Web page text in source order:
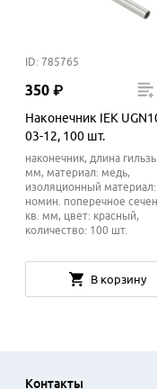
ID: 785765
350 ₽
Наконечник IEK
03-12, 100 шт.
наконечник, длина
мм, материал: медь,
изоляционный
номин. поперечное
кв. мм, цвет: красный,
количество: 100 шт.
В корзину
Контакты